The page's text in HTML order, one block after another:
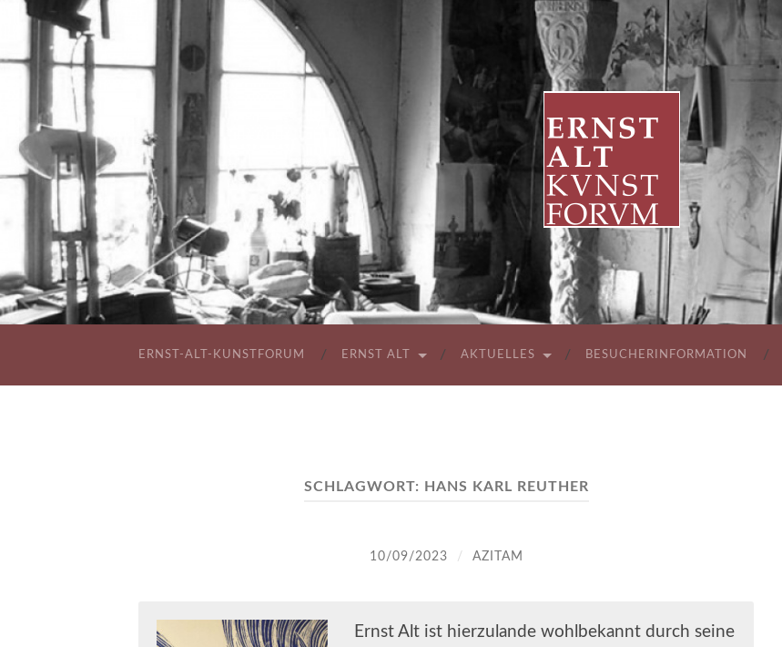
ERNST
ALT
KUNSTFORUM
ERNST-ALT-KUNSTFORUM ERNST ALT AKTUELLES BESUCHERINFORMATION
SCHLAGWORT: HANS KARL REUTHER
10/09/2023 / AZITAM
Ernst Alt ist hierzulande wohlbekannt durch seine